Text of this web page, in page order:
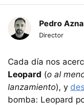
Pedro
Director
Cada día nos
Leopard (o al
lanzamiento), y
bomba: Leopard